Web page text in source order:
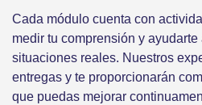
Cada módulo cuenta con
medir tu comprensión y
situaciones reales. Nuestros
entregas y te proporcionarán
que puedas mejorar